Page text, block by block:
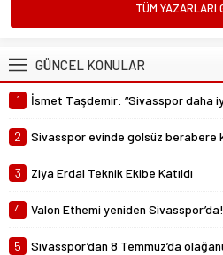
Abdullah Yiğit
Böyle ayrılık olmaz
TÜM YAZARLARI
GÜNCEL KONULAR
1 İsmet Taşdemir: “Sivasspor daha
2 Sivasspor evinde golsüz berabere
3 Ziya Erdal Teknik Ekibe Katıldı
4 Valon Ethemi yeniden Sivasspor’da!
5 Sivasspor’dan 8 Temmuz’da